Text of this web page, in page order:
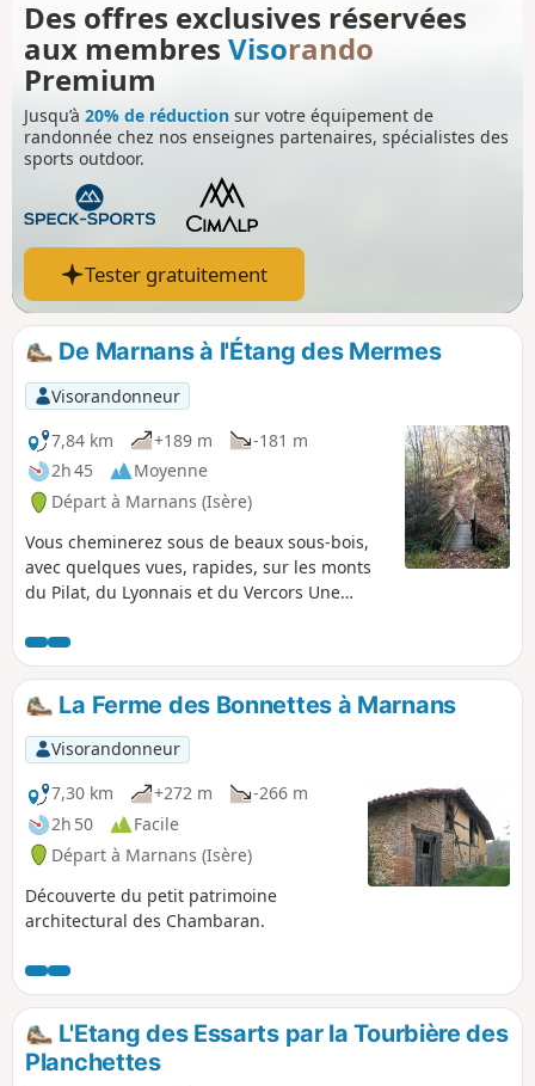
Des offres exclusives réservées
aux membres Visorando
Premium
Jusqu’à 20% de réduction sur votre équipement de
randonnée chez nos enseignes partenaires, spécialistes des
sports outdoor.
Tester gratuitement
De Marnans à l'Étang des Mermes
Visorandonneur
7,84 km
+189 m
-181 m
2h 45
Moyenne
Départ à Marnans (Isère)
Vous cheminerez sous de beaux sous-bois,
avec quelques vues, rapides, sur les monts
du Pilat, du Lyonnais et du Vercors Une
ne cesse de monter et de descendre et
sollicite donc les jambes.
La Ferme des Bonnettes à Marnans
Visorandonneur
7,30 km
+272 m
-266 m
2h 50
Facile
Départ à Marnans (Isère)
Découverte du petit patrimoine
architectural des Chambaran.
L'Etang des Essarts par la Tourbière des
Planchettes